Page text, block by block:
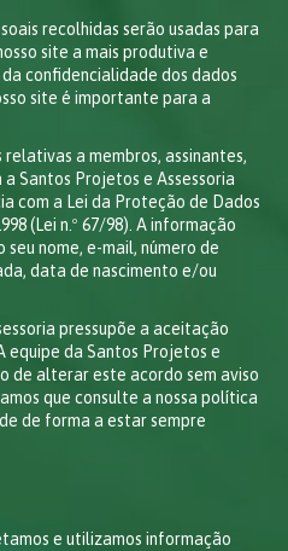
recolhidas serão usadas para
site a mais produtiva e
confidencialidade dos dados
site é importante para a
a membros, assinantes,
Santos Projetos e Assessoria
com a Lei da Proteção de Dados
(Lei n.º 67/98). A informação
nome, e-mail, número de
data de nascimento e/ou
pressupõe a aceitação
equipe da Santos Projetos e
de alterar este acordo sem aviso
que consulte a nossa política
de forma a estar sempre
e utilizamos informação